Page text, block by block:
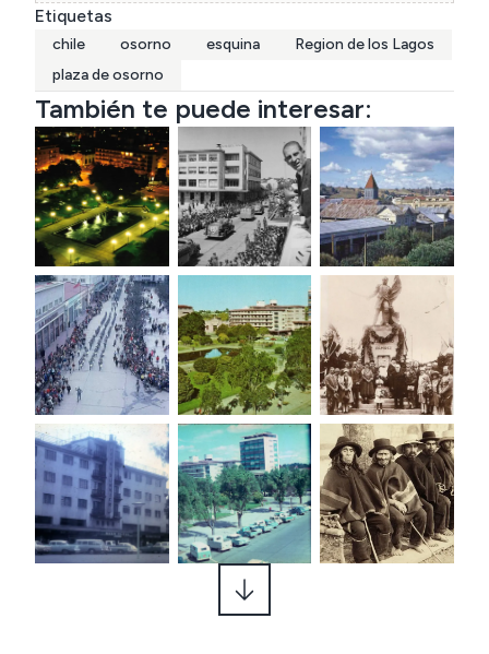
Etiquetas
chile osorno esquina
Region de los Lagos
plaza de osorno
También te puede interesar: